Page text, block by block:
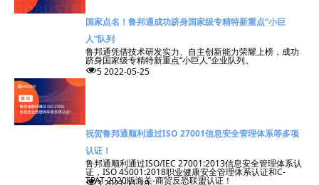
国家点名！鲁邦通成功跻身国家级专精特新重点“小巨
人”队列
鲁邦通凭借技术研发实力、自主创新能力荣耀上榜，成功
跻身国家级专精特新重点“小巨人”企业队列。
넶52022-05-25
祝贺鲁邦通顺利通过ISO 27001信息安全管理体系等多项
认证！
鲁邦通顺利通过ISO/IEC 27001:2013信息安全管理体系认
证，ISO 45001:2018职业健康安全管理体系认证和C-
TPAT 2020版海关-商贸反恐联盟认证！
넶